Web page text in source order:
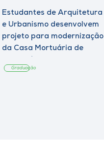
Estudantes de Arquitetura
e Urbanismo desenvolvem
projeto para modernização
da Casa Mortuária de
Graduação